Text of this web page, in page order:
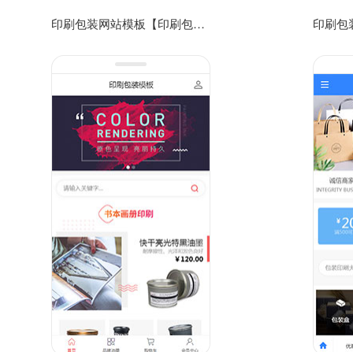
印刷包装网站模板【印刷包装企业网站模板】